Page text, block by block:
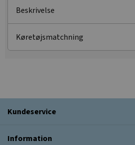
Beskrivelse
Køretøjsmatchning
Kundeservice
Information